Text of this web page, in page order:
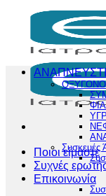
Μετάβαση
περιεχόμενο
Ποιοι είμαστε
Συχνές
Επικοινωνία
Συσκευές